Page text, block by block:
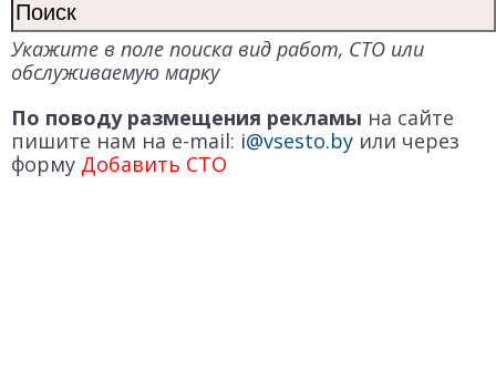
Укажите в поле поиска вид работ, СТО или
обслуживаемую марку
По поводу размещения рекламы на сайте
пишите нам на e-mail: i@vsesto.by или через
форму Добавить СТО